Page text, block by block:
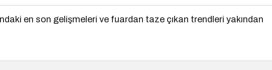
en son gelişmeleri ve fuardan taze çıkan trendleri yakından